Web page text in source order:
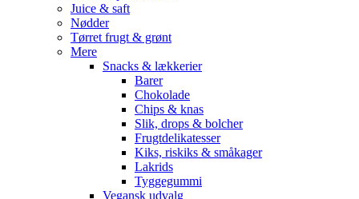
Juice & saft
Nødder
Tørret frugt & grønt
Mere
Snacks & lækkerier
Barer
Chokolade
Chips & knas
Slik, drops & bolcher
Frugtdelikatesser
Kiks, riskiks & småkager
Lakrids
Tyggegummi
Vegansk udvalg